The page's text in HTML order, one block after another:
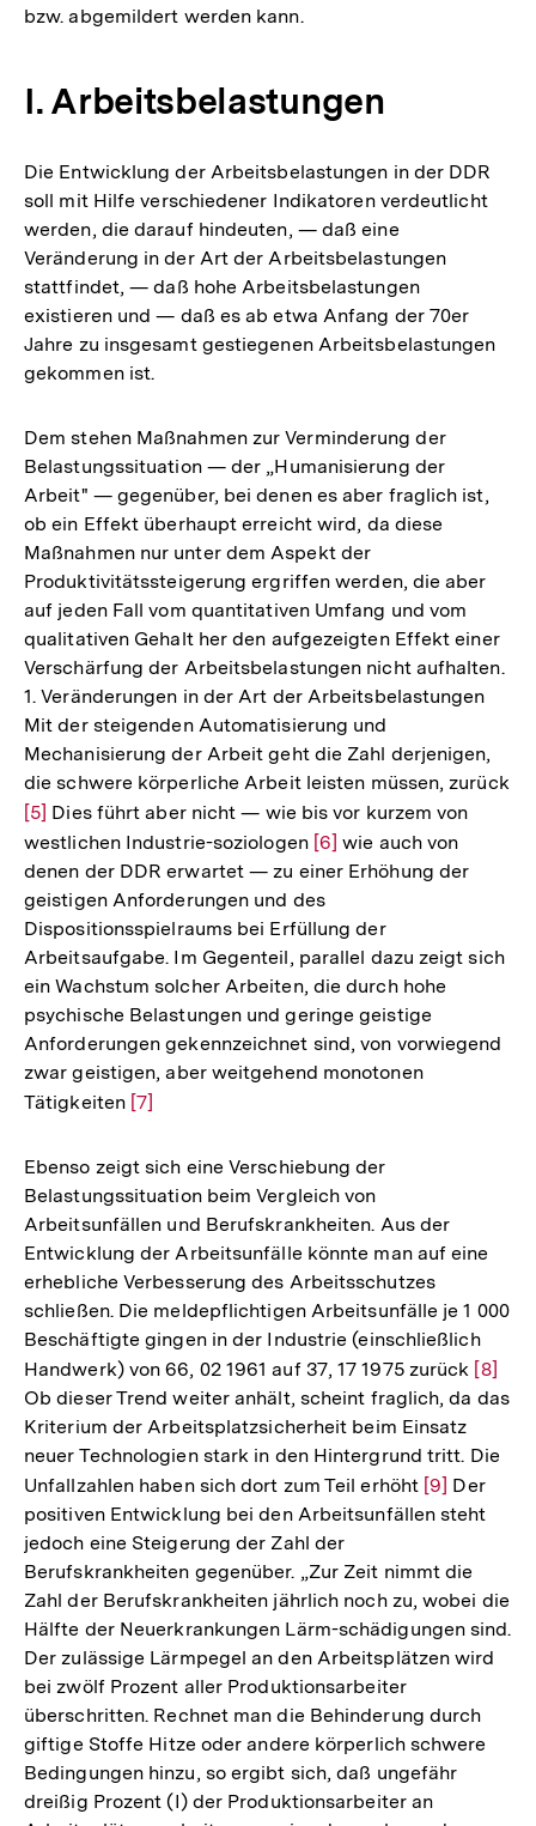
bzw. abgemildert werden kann.
I. Arbeitsbelastungen
Die Entwicklung der Arbeitsbelastungen in der DDR
soll mit Hilfe verschiedener Indikatoren verdeutlicht
werden, die darauf hindeuten, — daß eine
Veränderung in der Art der Arbeitsbelastungen
stattfindet, — daß hohe Arbeitsbelastungen
existieren und — daß es ab etwa Anfang der 70er
Jahre zu insgesamt gestiegenen Arbeitsbelastungen
gekommen ist.
Dem stehen Maßnahmen zur Verminderung der
Belastungssituation — der „Humanisierung der
Arbeit" — gegenüber, bei denen es aber fraglich ist,
ob ein Effekt überhaupt erreicht wird, da diese
Maßnahmen nur unter dem Aspekt der
Produktivitätssteigerung ergriffen werden, die aber
auf jeden Fall vom quantitativen Umfang und vom
qualitativen Gehalt her den aufgezeigten Effekt einer
Verschärfung der Arbeitsbelastungen nicht aufhalten.
1. Veränderungen in der Art der Arbeitsbelastungen
Mit der steigenden Automatisierung und
Mechanisierung der Arbeit geht die Zahl derjenigen,
die schwere körperliche Arbeit leisten müssen, zurück
Zur
Auflösung
der
Fußnote
[5] Dies führt aber nicht — wie bis vor kurzem von
westlichen Industrie-soziologen Zur
Auflösung
der
Fußnote
[6] wie auch von
denen der DDR erwartet — zu einer Erhöhung der
geistigen Anforderungen und des
Dispositionsspielraums bei Erfüllung der
Arbeitsaufgabe. Im Gegenteil, parallel dazu zeigt sich
ein Wachstum solcher Arbeiten, die durch hohe
psychische Belastungen und geringe geistige
Anforderungen gekennzeichnet sind, von vorwiegend
zwar geistigen, aber weitgehend monotonen
Tätigkeiten Zur
der
Fußnote
[7]
Ebenso zeigt sich eine Verschiebung der
Belastungssituation beim Vergleich von
Arbeitsunfällen und Berufskrankheiten. Aus der
Entwicklung der Arbeitsunfälle könnte man auf eine
erhebliche Verbesserung des Arbeitsschutzes
schließen. Die meldepflichtigen Arbeitsunfälle je 1 000
Beschäftigte gingen in der Industrie (einschließlich
Handwerk) von 66, 02 1961 auf 37, 17 1975 zurück Zur
[8]
Ob dieser Trend weiter anhält, scheint fraglich, da das
Kriterium der Arbeitsplatzsicherheit beim Einsatz
neuer Technologien stark in den Hintergrund tritt. Die
Unfallzahlen haben sich dort zum Teil erhöht Zur
Auflösung
Fußnote
[9] Der
positiven Entwicklung bei den Arbeitsunfällen steht
jedoch eine Steigerung der Zahl der
Berufskrankheiten gegenüber. „Zur Zeit nimmt die
Zahl der Berufskrankheiten jährlich noch zu, wobei die
Hälfte der Neuerkrankungen Lärm-schädigungen sind.
Der zulässige Lärmpegel an den Arbeitsplätzen wird
bei zwölf Prozent aller Produktionsarbeiter
überschritten. Rechnet man die Behinderung durch
giftige Stoffe Hitze oder andere körperlich schwere
Bedingungen hinzu, so ergibt sich, daß ungefähr
dreißig Prozent (I) der Produktionsarbeiter an